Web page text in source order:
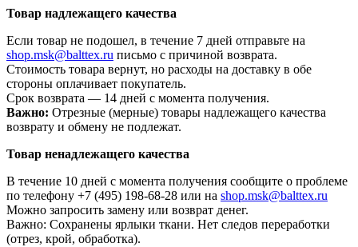
Товар надлежащего качества
Если товар не подошел, в течение 7 дней отправьте на
shop.msk@balttex.ru письмо с причиной возврата.
Стоимость товара вернут, но расходы на доставку в обе
стороны оплачивает покупатель.
Срок возврата — 14 дней с момента получения.
Важно: Отрезные (мерные) товары надлежащего качества
возврату и обмену не подлежат.
Товар ненадлежащего качества
В течение 10 дней с момента получения сообщите о проблеме
по телефону +7 (495) 198-68-28 или на shop.msk@balttex.ru
Можно запросить замену или возврат денег.
Важно: Сохранены ярлыки ткани. Нет следов переработки
(отрез, крой, обработка).